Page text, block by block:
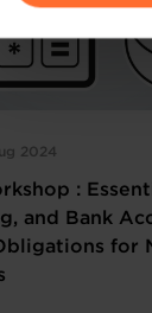
personnelles,
personnelles
2024
:
and Bank
for